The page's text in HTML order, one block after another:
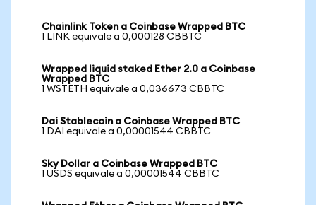
Chainlink Token a Coinbase Wrapped BTC
1 LINK equivale a 0,000128 CBBTC
Wrapped liquid staked Ether 2.0 a Coinbase
Wrapped BTC
1 WSTETH equivale a 0,036673 CBBTC
Dai Stablecoin a Coinbase Wrapped BTC
1 DAI equivale a 0,00001544 CBBTC
Sky Dollar a Coinbase Wrapped BTC
1 USDS equivale a 0,00001544 CBBTC